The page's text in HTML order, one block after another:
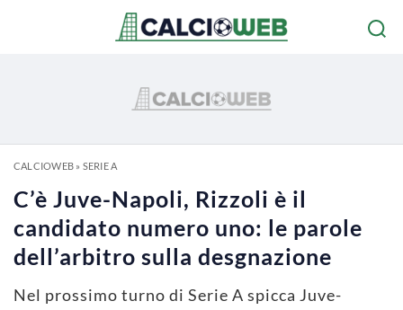
CALCIOWEB» SERIE A
C’è Juve-Napoli, Rizzoli è il
candidato numero uno: le parole
dell’arbitro sulla desgnazione
Nel prossimo turno di Serie A spicca Juve-